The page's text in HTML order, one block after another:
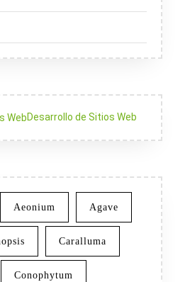
Desarrollo de Sitios Web
Aeonium Agave
Caralluma
Conophytum